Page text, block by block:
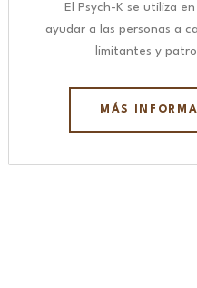
El Psych-K se utiliza
ayudar a las personas a
limitantes y
MÁS